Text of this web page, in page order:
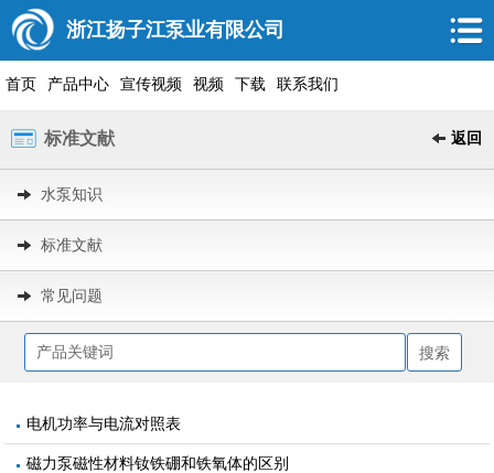
浙江扬子江泵业有限公司
首页 产品中心 宣传视频 视频 下载 联系我们
标准文献 返回
水泵知识
标准文献
常见问题
电机功率与电流对照表
磁力泵磁性材料钕铁硼和铁氧体的区别